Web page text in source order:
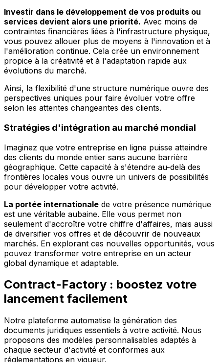
Investir dans le développement de vos produits ou
services devient alors une priorité. Avec moins de
contraintes financières liées à l'infrastructure physique,
vous pouvez allouer plus de moyens à l'innovation et à
l'amélioration continue. Cela crée un environnement
propice à la créativité et à l'adaptation rapide aux
évolutions du marché.
Ainsi, la flexibilité d'une structure numérique ouvre des
perspectives uniques pour faire évoluer votre offre
selon les attentes changeantes des clients.
Stratégies d'intégration au marché mondial
Imaginez que votre entreprise en ligne puisse atteindre
des clients du monde entier sans aucune barrière
géographique. Cette capacité à s'étendre au-delà des
frontières locales vous ouvre un univers de possibilités
pour développer votre activité.
La portée internationale de votre présence numérique
est une véritable aubaine. Elle vous permet non
seulement d'accroître votre chiffre d'affaires, mais aussi
de diversifier vos offres et de découvrir de nouveaux
marchés. En explorant ces nouvelles opportunités, vous
pouvez transformer votre entreprise en un acteur
global dynamique et adaptable.
Contract-Factory : boostez votre
lancement facilement
Notre plateforme automatise la génération des
documents juridiques essentiels à votre activité. Nous
proposons des modèles personnalisables adaptés à
chaque secteur d'activité et conformes aux
réglementations en vigueur.